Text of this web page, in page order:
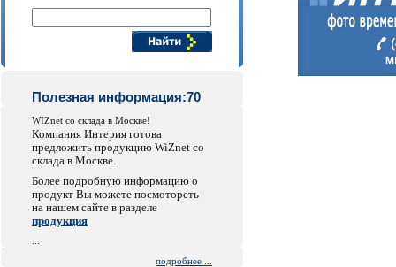
Полезная информация:70
WIZnet со склада в Москве!
Компания Интерия готова
предложить продукцию WiZnet со
склада в Москве.
Более подробную информацию о
продукт Вы можете посмотореть
на нашем сайте в разделе
продукция
подробнее ...